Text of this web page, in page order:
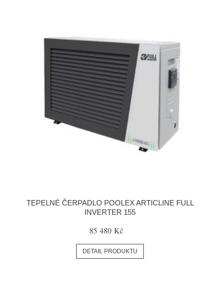
TEPELNÉ ČERPADLO POOLEX ARTICLINE FULL
INVERTER 155
85 480 Kč
DETAIL PRODUKTU